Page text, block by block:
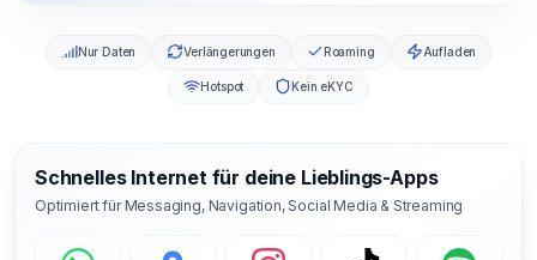
Nur Daten Verlängerungen Roaming Aufladen
Hotspot Kein eKYC
Schnelles Internet für deine Lieblings-Apps
Optimiert für Messaging, Navigation, Social Media & Streaming